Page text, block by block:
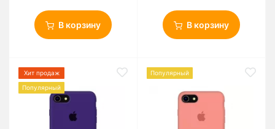
В корзину В корзину
Хит продаж
Популярный
Популярный